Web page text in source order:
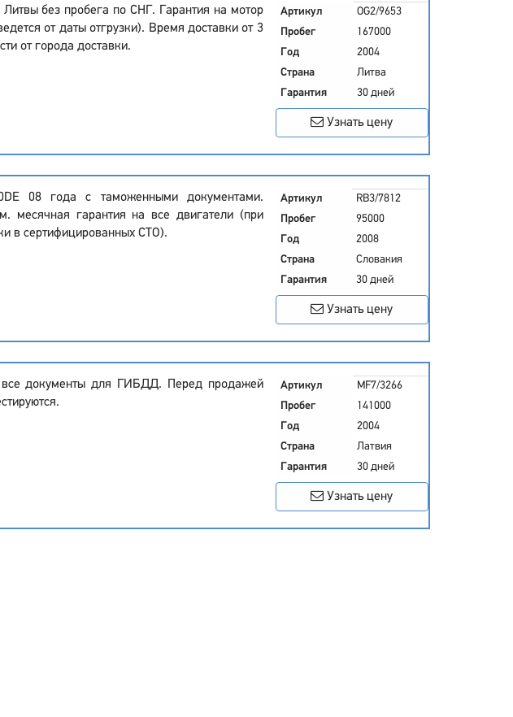
Литвы без пробега по СНГ. Гарантия на мотор
от даты отгрузки). Время доставки от 3
от города доставки.
Артикул
OG2/9653
Пробег
167000
Год
2004
Страна
Литва
Гарантия
30 дней
Узнать цену
08 года с таможенными документами.
месячная гарантия на все двигатели (при
в сертифицированных СТО).
Артикул
RB3/7812
Пробег
95000
Год
2008
Страна
Словакия
Гарантия
30 дней
Узнать цену
все документы для ГИБДД. Перед продажей
Артикул
MF7/3266
Пробег
141000
Год
2004
Страна
Латвия
Гарантия
30 дней
Узнать цену